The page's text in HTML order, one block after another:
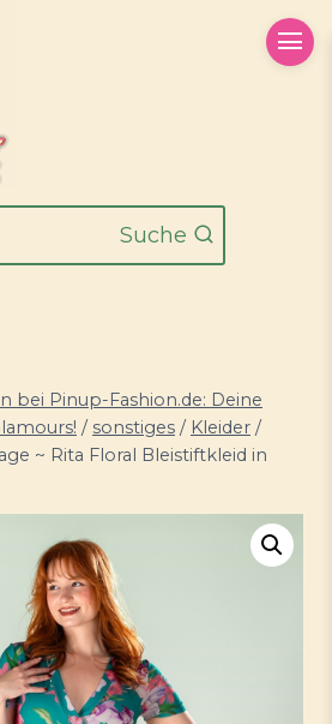
Suche
bei Pinup-Fashion.de: Deine
/ sonstiges / Kleider /
~ Rita Floral Bleistiftkleid in